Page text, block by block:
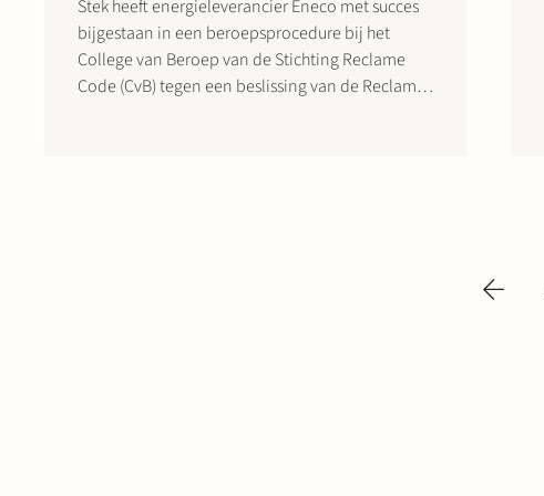
Stek heeft energieleverancier Eneco met succes
bijgestaan in een beroepsprocedure bij het
College van Beroep van de Stichting Reclame
Code (CvB) tegen een beslissing van de Reclame